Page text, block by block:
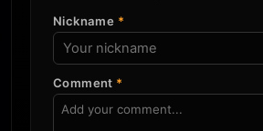
Nickname *
Comment *